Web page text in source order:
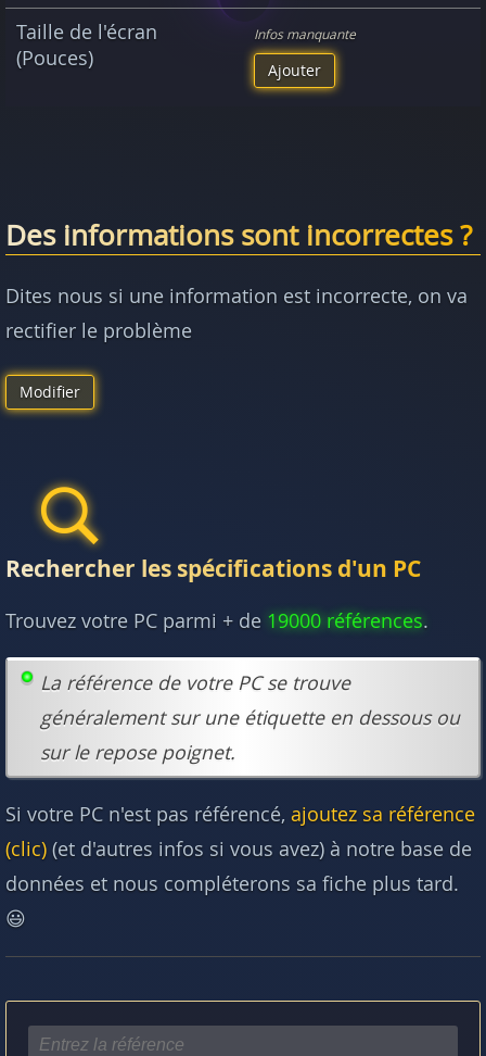
Taille de l'écran
(Pouces)
Infos manquante
Ajouter
Des informations sont incorrectes ?
Dites nous si une information est incorrecte, on va
rectifier le problème
Modifier
Rechercher les spécifications d'un PC
Trouvez votre PC parmi + de 19000 références.
La référence de votre PC se trouve
généralement sur une étiquette en dessous ou
sur le repose poignet.
Si votre PC n'est pas référencé, ajoutez sa référence
(clic) (et d'autres infos si vous avez) à notre base de
données et nous compléterons sa fiche plus tard.
😃